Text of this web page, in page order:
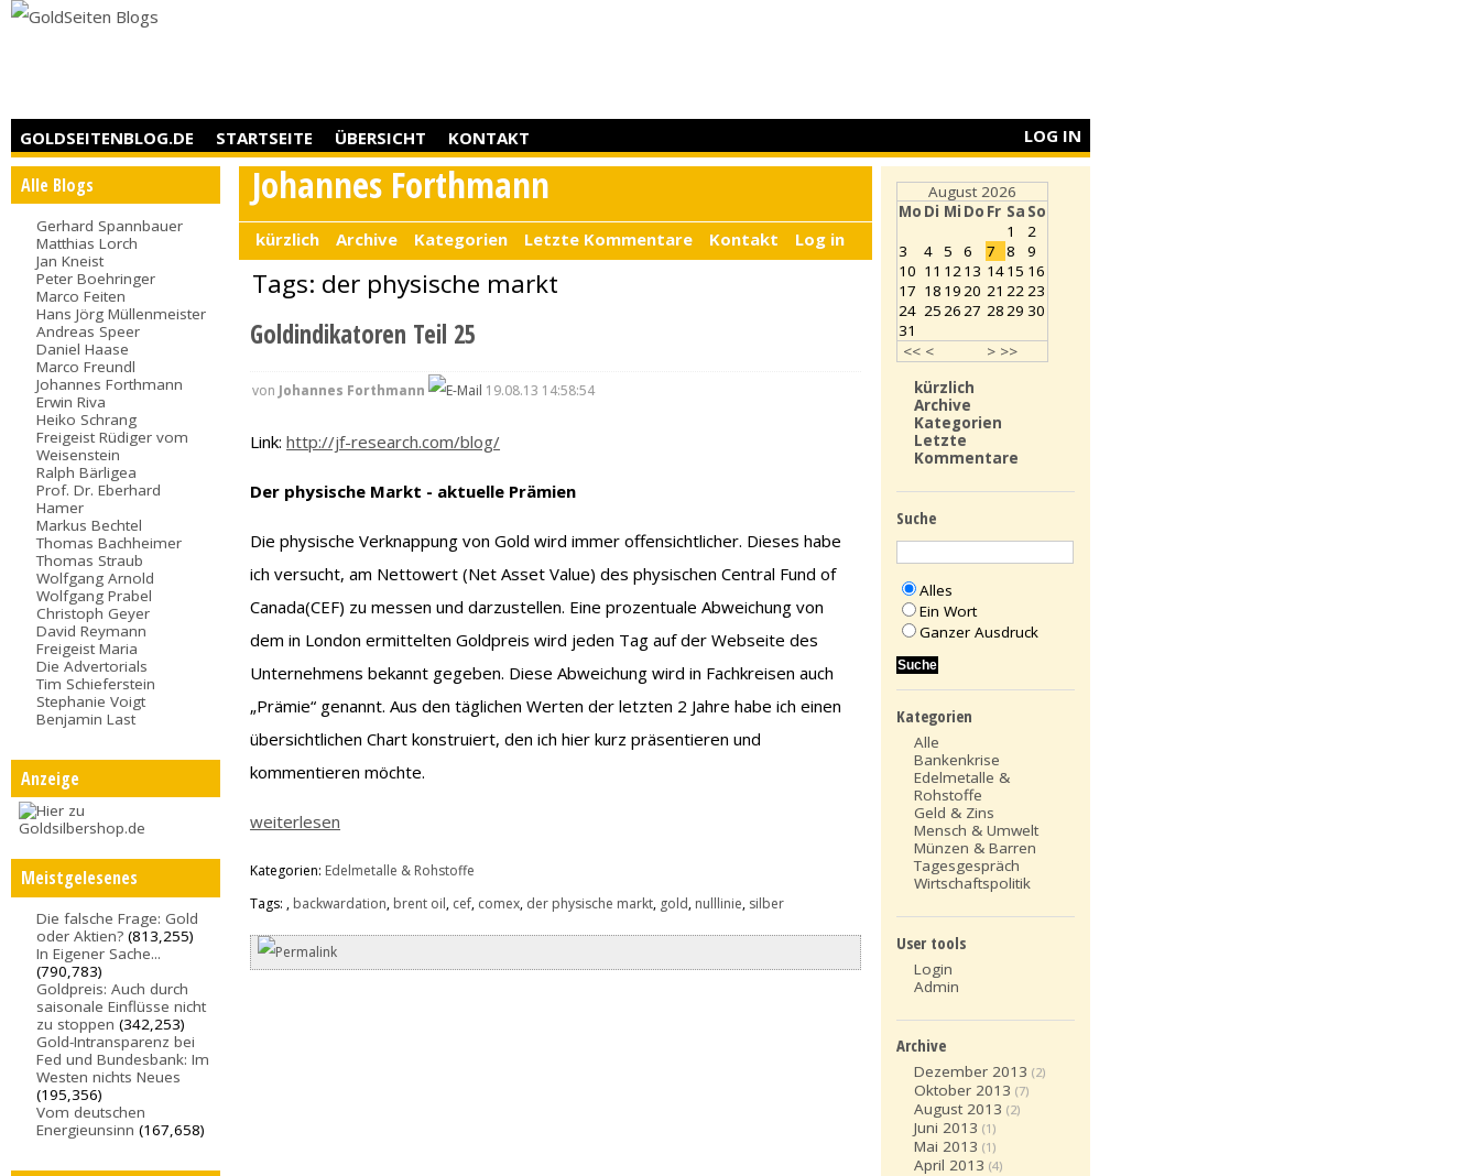
GOLDSEITENBLOG.DE STARTSEITE ÜBERSICHT KONTAKT LOG IN
Alle Blogs
Gerhard Spannbauer
Matthias Lorch
Jan Kneist
Peter Boehringer
Marco Feiten
Hans Jörg Müllenmeister
Andreas Speer
Daniel Haase
Marco Freundl
Johannes Forthmann
Erwin Riva
Heiko Schrang
Freigeist Rüdiger vom
Weisenstein
Ralph Bärligea
Prof. Dr. Eberhard
Hamer
Markus Bechtel
Thomas Bachheimer
Thomas Straub
Wolfgang Arnold
Wolfgang Prabel
Christoph Geyer
David Reymann
Freigeist Maria
Die Advertorials
Tim Schieferstein
Stephanie Voigt
Benjamin Last
Anzeige
Meistgelesenes
Die falsche Frage: Gold
oder Aktien? (813,255)
In Eigener Sache...
(790,783)
Goldpreis: Auch durch
saisonale Einflüsse nicht
zu stoppen (342,253)
Gold-Intransparenz bei
Fed und Bundesbank: Im
Westen nichts Neues
(195,356)
Vom deutschen
Energieunsinn (167,658)
Johannes Forthmann
kürzlich Archive Kategorien Letzte Kommentare Kontakt Log in
Tags: der physische markt
Goldindikatoren Teil 25
von Johannes Forthmann 19.08.13 14:58:54
Link:http://jf-research.com/blog/
Der physische Markt - aktuelle Prämien
Die physische Verknappung von Gold wird immer offensichtlicher. Dieses habe
ich versucht, am Nettowert (Net Asset Value) des physischen Central Fund of
Canada(CEF) zu messen und darzustellen. Eine prozentuale Abweichung von
dem in London ermittelten Goldpreis wird jeden Tag auf der Webseite des
Unternehmens bekannt gegeben. Diese Abweichung wird in Fachkreisen auch
„Prämie“ genannt. Aus den täglichen Werten der letzten 2 Jahre habe ich einen
übersichtlichen Chart konstruiert, den ich hier kurz präsentieren und
kommentieren möchte.
weiterlesen
Kategorien: Edelmetalle & Rohstoffe
Tags: , backwardation, brent oil, cef, comex, der physische markt, gold, nulllinie, silber
August 2026
Mo Di Mi Do Fr Sa So
<< < > >>
1
2
3
4 5 6 7 8
9
10 11 1213 1415 16
17 18 1920 21 2223
24 252627 2829 30
31
kürzlich
Archive
Kategorien
Letzte
Kommentare
Suche
Alles
Ein Wort
Ganzer Ausdruck
Kategorien
Alle
Bankenkrise
Edelmetalle &
Rohstoffe
Geld & Zins
Mensch & Umwelt
Münzen & Barren
Tagesgespräch
Wirtschaftspolitik
User tools
Login
Admin
Archive
Dezember 2013 (2)
Oktober 2013 (7)
August 2013 (2)
Juni 2013 (1)
Mai 2013 (1)
April 2013 (4)